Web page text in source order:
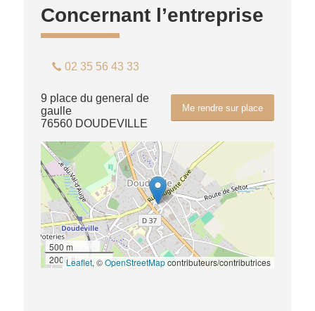
Concernant l’entreprise
02 35 56 43 33
Me rendre sur place
9 place du general de
gaulle
76560 DOUDEVILLE
500 m
2000 ftLeaflet, ©OpenStreetMapcontributeurs/contributrices